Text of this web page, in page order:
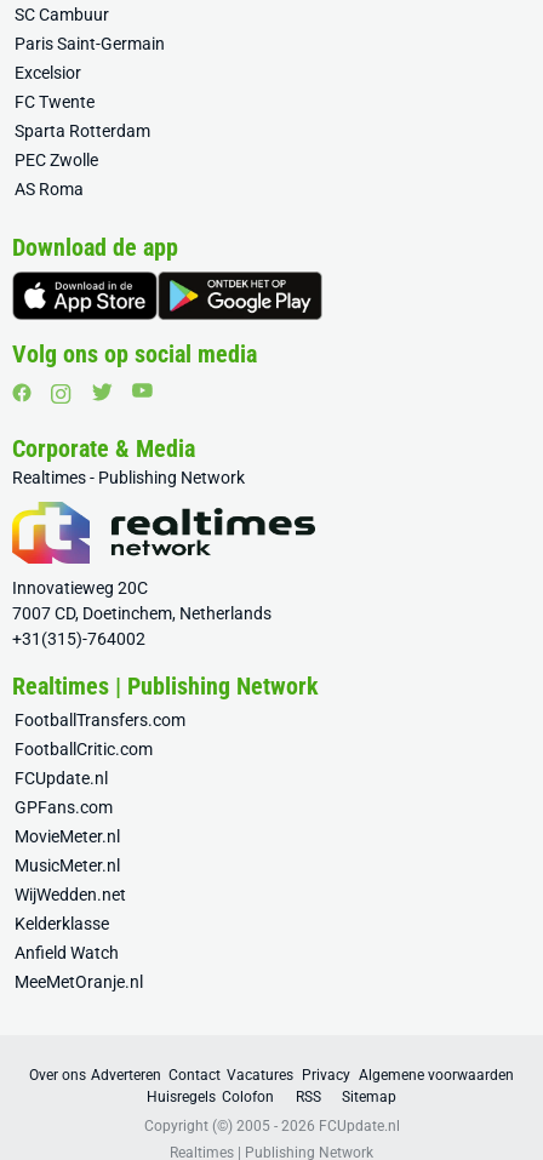
SC Cambuur
Paris Saint-Germain
Excelsior
FC Twente
Sparta Rotterdam
PEC Zwolle
AS Roma
Download de app
Volg ons op social media
Corporate & Media
Realtimes - Publishing Network
Innovatieweg 20C
7007 CD, Doetinchem, Netherlands
+31(315)-764002
Realtimes | Publishing Network
FootballTransfers.com
FootballCritic.com
FCUpdate.nl
GPFans.com
MovieMeter.nl
MusicMeter.nl
WijWedden.net
Kelderklasse
Anfield Watch
MeeMetOranje.nl
Over ons Adverteren Contact Vacatures Privacy Algemene voorwaarden
Huisregels Colofon RSS
Sitemap
Copyright (©) 2005 - 2026 FCUpdate.nl
Realtimes | Publishing Network